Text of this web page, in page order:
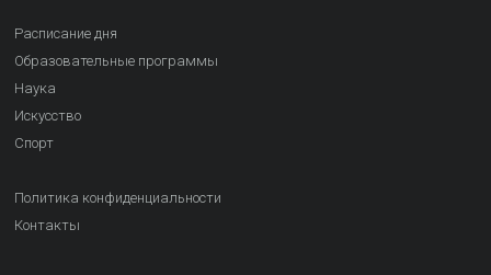
Расписание дня
Образовательные программы
Наука
Искусство
Спорт
Политика конфиденциальности
Контакты